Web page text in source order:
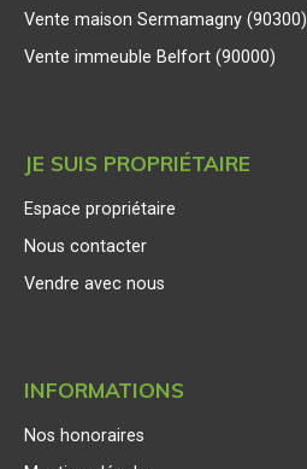
Vente maison Sermamagny (90300)
Vente immeuble Belfort (90000)
JE SUIS PROPRIÉTAIRE
Espace propriétaire
Nous contacter
Vendre avec nous
INFORMATIONS
Nos honoraires